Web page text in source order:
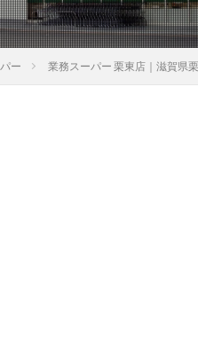
ー 業務スーパー 栗東店｜滋賀県
県 奈良県
和歌山県
県 広島県
山口県
高知県
福岡県
県 大分県
宮崎県